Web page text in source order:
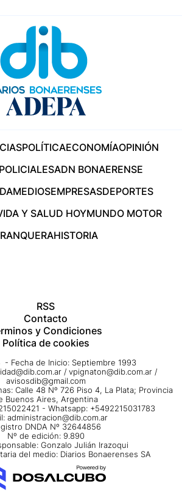
POLÍTICAECONOMÍAOPINIÓN
POLICIALESADN BONAERENSE
MEDIOSEMPRESASDEPORTES
Y SALUD HOYMUNDO MOTOR
HISTORIA
RSS
Contacto
y Condiciones
Política de cookies
- Fecha de Inicio: Septiembre 1993
/ vpignaton@dib.com.ar /
avisosdib@gmail.com
Calle 48 Nº 726 Piso 4, La Plata; Provincia
Buenos Aires, Argentina
- Whatsapp: +5492215031783
administracion@dib.com.ar
DNDA Nº 32644856
Nº de edición: 9.890
Gonzalo Julián Irazoqui
del medio: Diarios Bonaerenses SA